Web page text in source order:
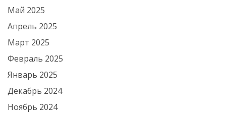
Май 2025
Апрель 2025
Март 2025
Февраль 2025
Январь 2025
Декабрь 2024
Ноябрь 2024